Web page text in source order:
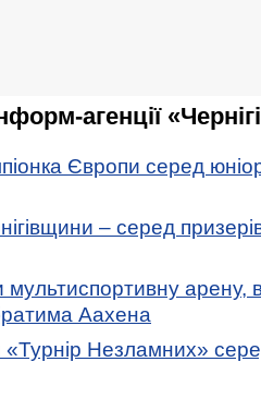
агенції
Європи серед
– серед
мультиспортивну арену,
Аахена
«Турнір Незламних»